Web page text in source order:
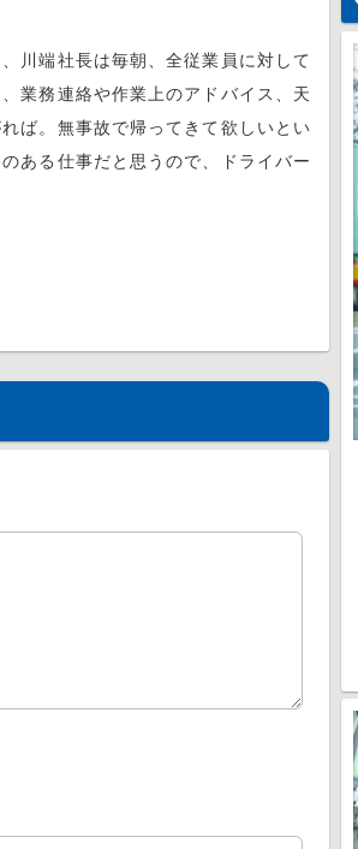
川端社長は毎朝、全従業員に対して
業務連絡や作業上のアドバイス、天
ば。無事故で帰ってきて欲しいとい
ある仕事だと思うので、ドライバー